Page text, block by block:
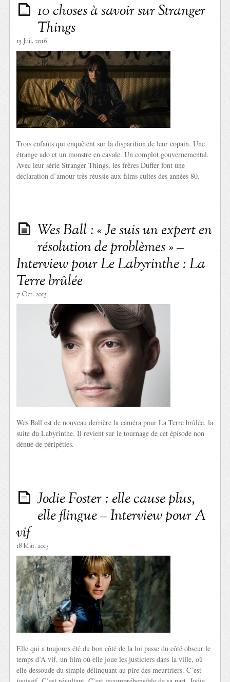
10 choses à savoir sur Stranger
Things
15 Juil. 2016
Trois enfants qui enquêtent sur la disparition de leur copain. Une
étrange ado et un monstre en cavale. Un complot gouvernemental.
Avec leur série Stranger Things, les frères Duffer font une
déclaration d’amour très réussie aux films cultes des années 80.
Wes Ball : « Je suis un expert en
résolution de problèmes » –
Interview pour Le Labyrinthe : La
Terre brûlée
7 Oct. 2015
Wes Ball est de nouveau derrière la caméra pour La Terre brûlée, la
suite du Labyrinthe. Il revient sur le tournage de cet épisode non
dénué de péripéties.
Jodie Foster : elle cause plus,
elle flingue – Interview pour A
vif
18 Mar. 2015
Elle qui a toujours été du bon côté de la loi passe du côté obscur le
temps d’A vif, un film où elle joue les justiciers dans la ville, où
elle dessoude du simple délinquant au pire des meurtriers. C’est